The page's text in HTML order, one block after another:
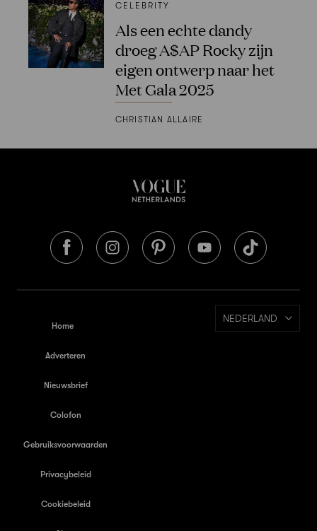
CELEBRITY
Als een echte dandy
droeg A$AP Rocky zijn
eigen ontwerp naar het
Met Gala 2025
CHRISTIAN ALLAIRE
Home
Adverteren
Nieuwsbrief
Colofon
Gebruiksvoorwaarden
Privacybeleid
Cookiebeleid
NEDERLAND